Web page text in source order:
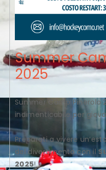
Summer
2025
Summer Camp Pinerolo
indimenticabile per
Preparati a vivere
del divertimento con il
2025!